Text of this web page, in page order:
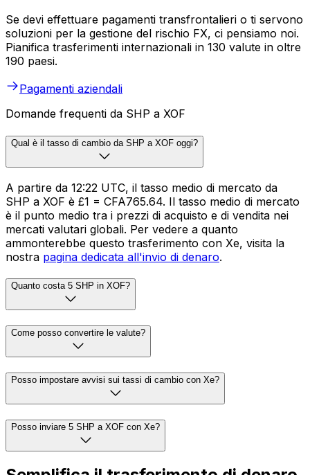
Se devi effettuare pagamenti transfrontalieri o ti servono
soluzioni per la gestione del rischio FX, ci pensiamo noi.
Pianifica trasferimenti internazionali in 130 valute in oltre
190 paesi.
Pagamenti aziendali
Domande frequenti da SHP a XOF
Qual è il tasso di cambio da SHP a XOF oggi?
A partire da 12:22 UTC, il tasso medio di mercato da
SHP a XOF è £1 = CFA765.64. Il tasso medio di mercato
è il punto medio tra i prezzi di acquisto e di vendita nei
mercati valutari globali. Per vedere a quanto
ammonterebbe questo trasferimento con Xe, visita la
nostra pagina dedicata all'invio di denaro.
Quanto costa 5 SHP in XOF?
Come posso convertire le valute?
Posso impostare avvisi sui tassi di cambio con Xe?
Posso inviare 5 SHP a XOF con Xe?